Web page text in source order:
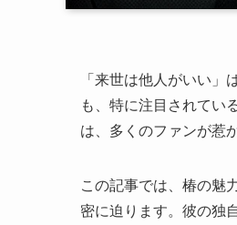
「来世は他人がいい
も、特に注目されてい
は、多くのファンが惹
この記事では、椿の魅
密に迫ります。彼の独